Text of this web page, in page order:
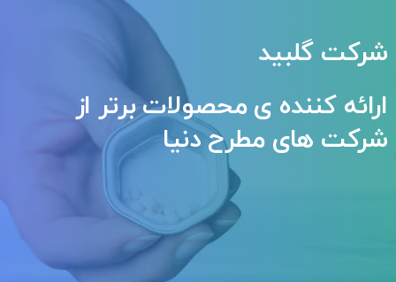
شرکت گلبید
ارائه کننده ی محصولات برتر از
شرکت های مطرح دنیا